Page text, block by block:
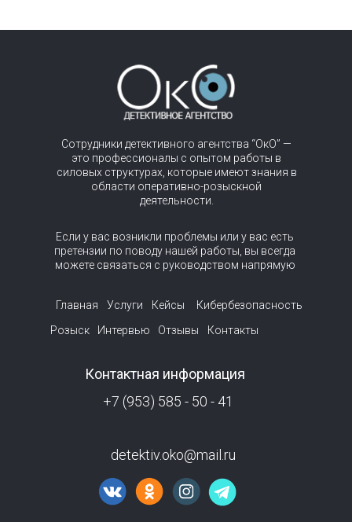
Главная Услуги Кейсы
Кибербезопасность
Интервью
Отзывы Контакты
Розыск
detektiv.oko@mail.ru
+7 (953) 585 - 50 - 41
Сотрудники детективного агентства “ОкО” —
это профессионалы с опытом работы в
силовых структурах, которые имеют знания в
области оперативно-розыскной
деятельности.
Контактная информация
Если у вас возникли проблемы или у вас есть
претензии по поводу нашей работы, вы всегда
можете связаться с руководством напрямую